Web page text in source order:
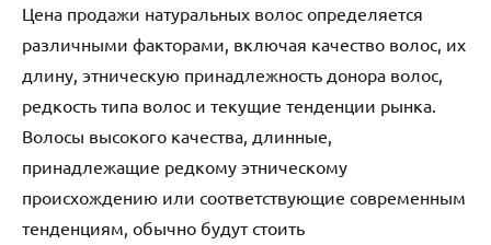
Цена продажи натуральных волос определяется
различными факторами, включая качество волос, их
длину, этническую принадлежность донора волос,
редкость типа волос и текущие тенденции рынка.
Волосы высокого качества, длинные,
принадлежащие редкому этническому
происхождению или соответствующие современным
тенденциям, обычно будут стоить